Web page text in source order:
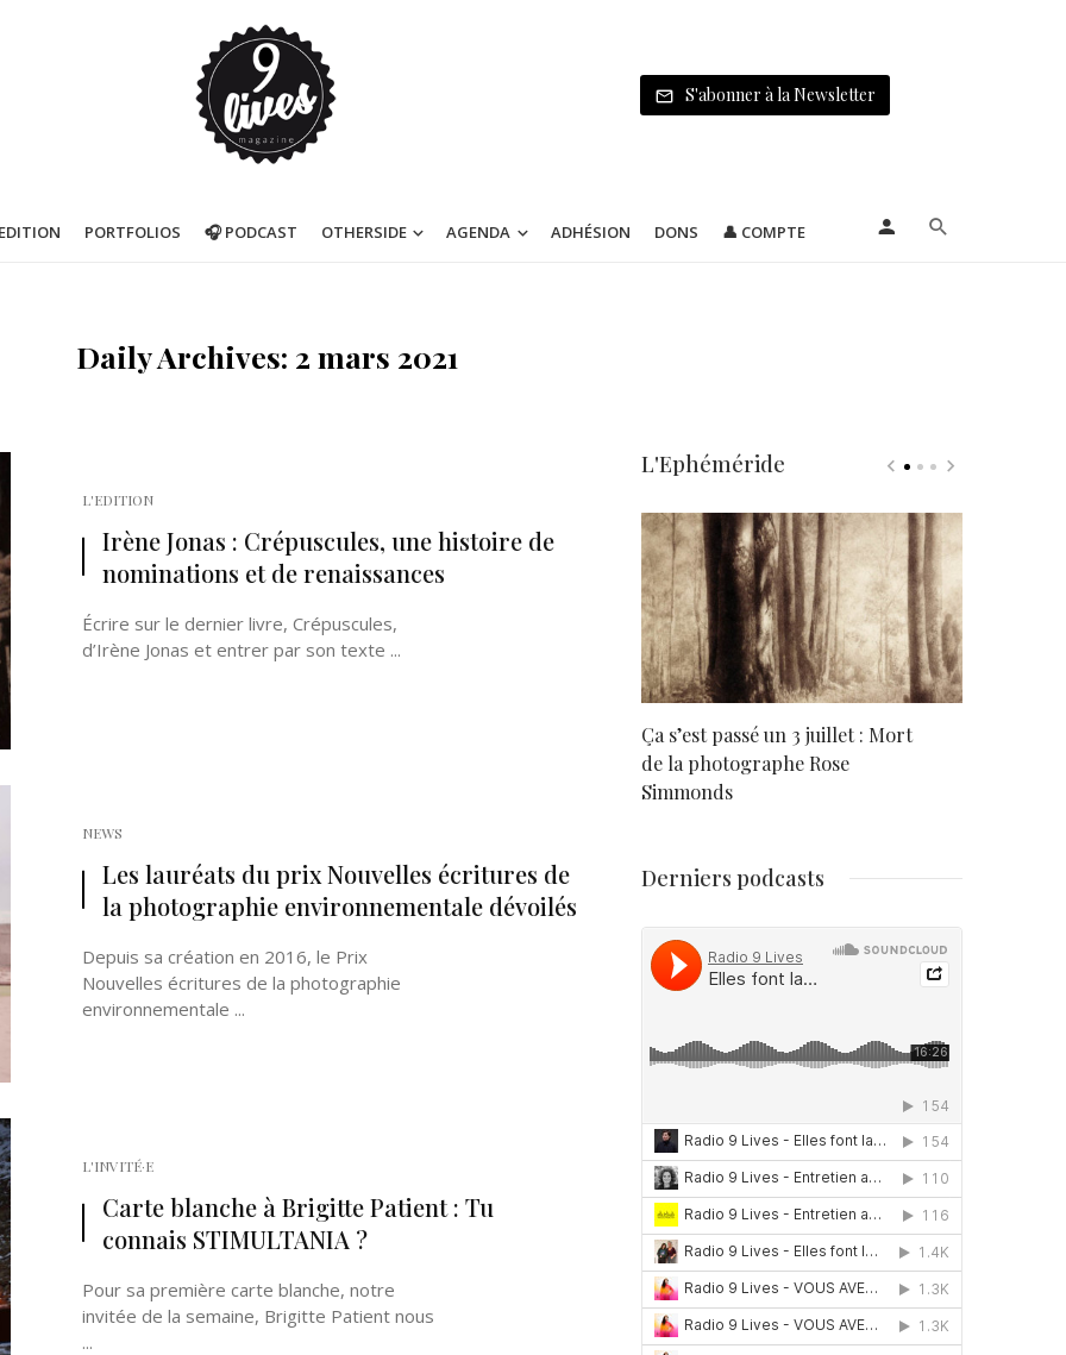
S'abonner à la Newsletter
PORTFOLIOS 🎧 PODCAST OTHERSIDE AGENDA ADHÉSION DONS 👤 COMPTE
Daily Archives: 2 mars 2021
L'EDITION
Irène Jonas : Crépuscules, une histoire de
nominations et de renaissances
Écrire sur le dernier livre, Crépuscules,
d’Irène Jonas et entrer par son texte ...
NEWS
Les lauréats du prix Nouvelles écritures de
la photographie environnementale dévoilés
Depuis sa création en 2016, le Prix
Nouvelles écritures de la photographie
environnementale ...
L'INVITÉ·E
Carte blanche à Brigitte Patient : Tu
connais STIMULTANIA ?
Pour sa première carte blanche, notre
invitée de la semaine, Brigitte Patient nous
...
L'Ephéméride
Ça s’est passé un 3 juillet : Mort
de la photographe Rose
Simmonds
Derniers podcasts